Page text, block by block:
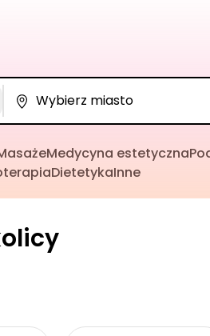
Medycyna estetyczna
DietetykaInne